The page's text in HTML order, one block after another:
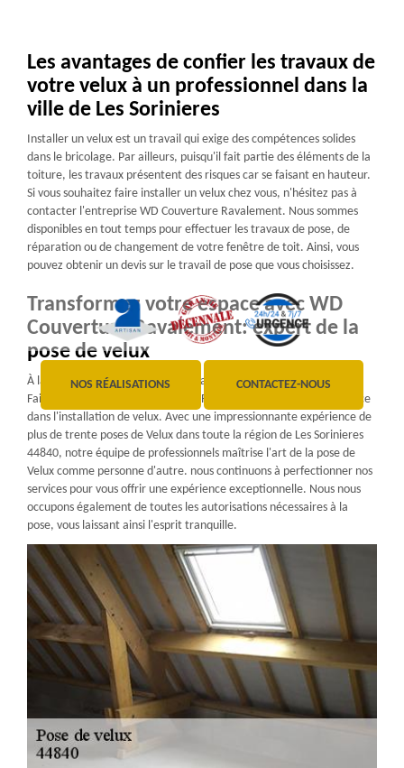
NOS RÉALISATIONS CONTACTEZ-NOUS
Les avantages de confier les travaux de
votre velux à un professionnel dans la
ville de Les Sorinieres
Installer un velux est un travail qui exige des compétences solides
dans le bricolage. Par ailleurs, puisqu'il fait partie des éléments de la
toiture, les travaux présentent des risques car se faisant en hauteur.
Si vous souhaitez faire installer un velux chez vous, n'hésitez pas à
contacter l'entreprise WD Couverture Ravalement. Nous sommes
disponibles en tout temps pour effectuer les travaux de pose, de
réparation ou de changement de votre fenêtre de toit. Ainsi, vous
pouvez obtenir un devis sur le travail de pose que vous choisissez.
Transformez votre espace avec WD
Couverture Ravalement: expert de la
pose de velux
À la recherche d'un spécialiste de la pose de velux à Les Sorinieres?
Faites confiance à WD Couverture Ravalement, le nom de référence
dans l'installation de velux. Avec une impressionnante expérience de
plus de trente poses de Velux dans toute la région de Les Sorinieres
44840, notre équipe de professionnels maîtrise l'art de la pose de
Velux comme personne d'autre. nous continuons à perfectionner nos
services pour vous offrir une expérience exceptionnelle. Nous nous
occupons également de toutes les autorisations nécessaires à la
pose, vous laissant ainsi l'esprit tranquille.